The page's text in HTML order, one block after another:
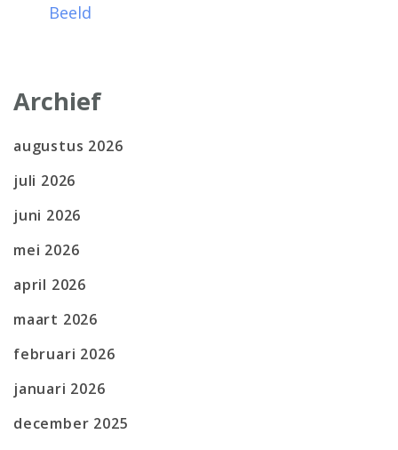
Beeld
Archief
augustus 2026
juli 2026
juni 2026
mei 2026
april 2026
maart 2026
februari 2026
januari 2026
december 2025